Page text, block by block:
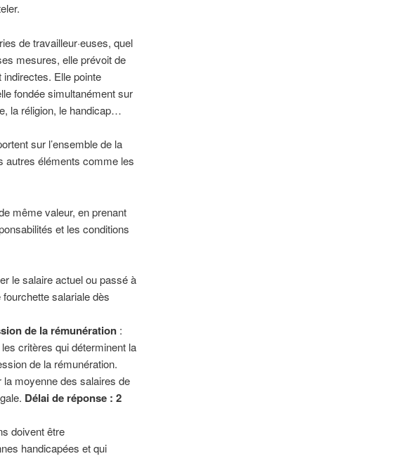
de travailleur·euses, quel
mesures, elle prévoit de
Elle pointe
fondée simultanément sur
la réligion, le handicap…
sur l’ensemble de la
autres éléments comme les
même valeur, en prenant
et les conditions
le salaire actuel ou passé à
fourchette salariale dès
de la rémunération :
critères qui déterminent la
de la rémunération.
la moyenne des salaires de
Délai de réponse : 2
doivent être
handicapées et qui